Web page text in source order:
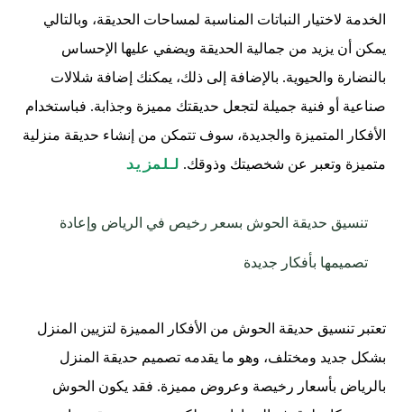
الخدمة لاختيار النباتات المناسبة لمساحات الحديقة، وبالتالي
يمكن أن يزيد من جمالية الحديقة ويضفي عليها الإحساس
بالنضارة والحيوية. بالإضافة إلى ذلك، يمكنك إضافة شلالات
صناعية أو فنية جميلة لتجعل حديقتك مميزة وجذابة. فباستخدام
الأفكار المتميزة والجديدة، سوف تتمكن من إنشاء حديقة منزلية
متميزة وتعبر عن شخصيتك وذوقك. للمزيد
تنسيق حديقة الحوش بسعر رخيص في الرياض وإعادة
تصميمها بأفكار جديدة
تعتبر تنسيق حديقة الحوش من الأفكار المميزة لتزيين المنزل
بشكل جديد ومختلف، وهو ما يقدمه تصميم حديقة المنزل
بالرياض بأسعار رخيصة وعروض مميزة. فقد يكون الحوش